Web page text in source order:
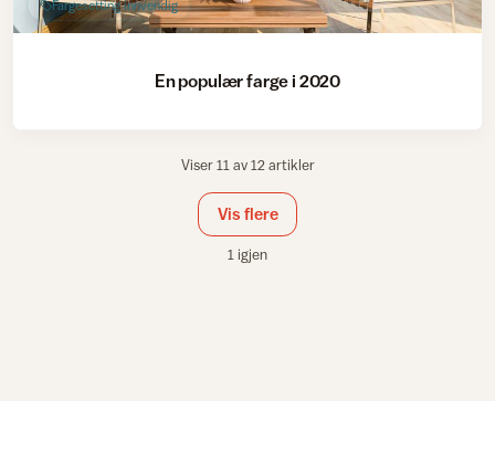
Fargesetting innvendig
En populær farge i 2020
Viser 11 av 12 artikler
Vis flere
1 igjen